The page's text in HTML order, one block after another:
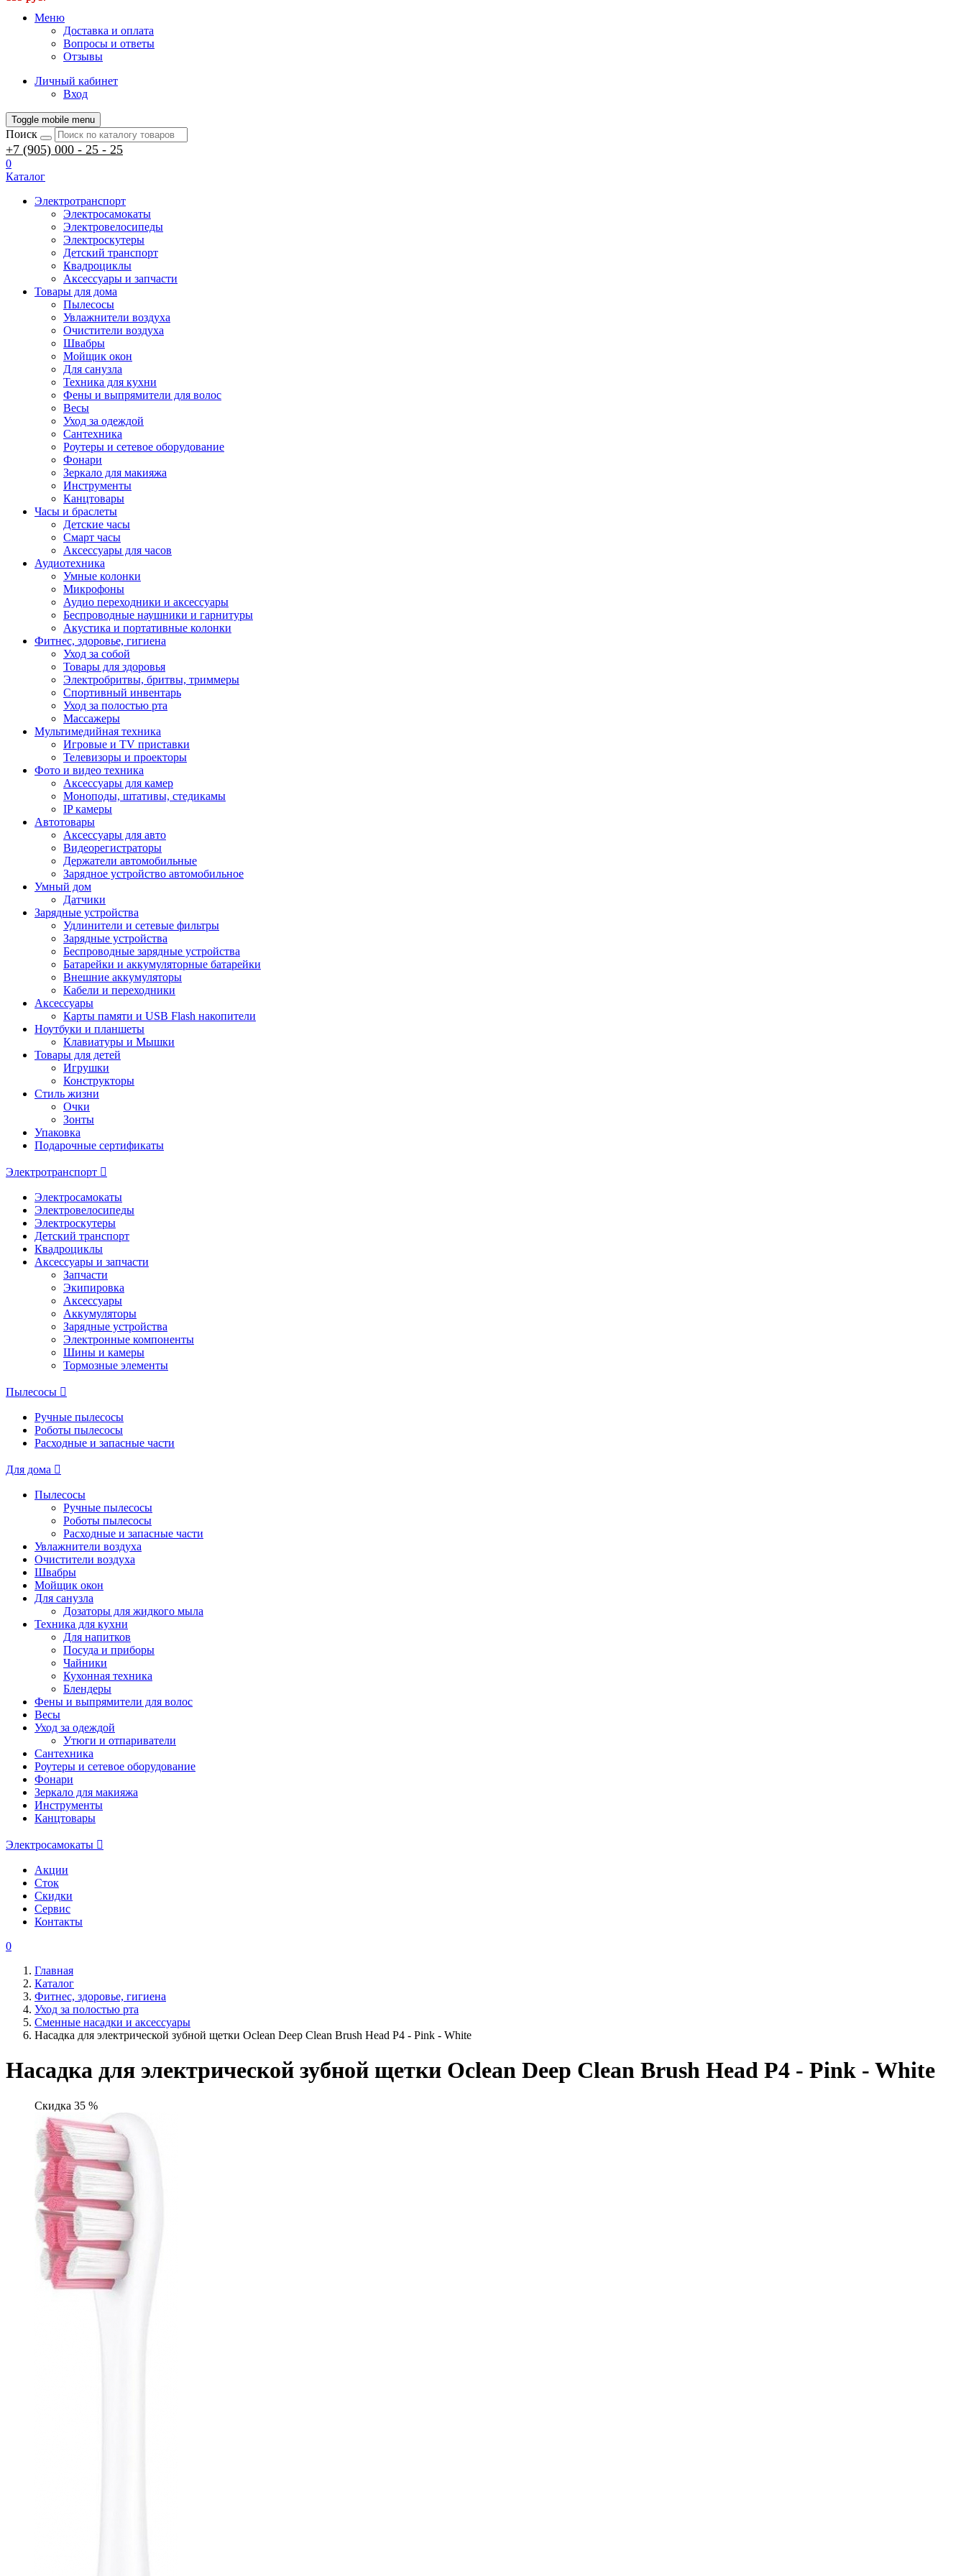
Меню
Доставка и оплата
Вопросы и ответы
Отзывы
Личный кабинет
Вход
Toggle mobile menu
Поиск
+7 (905) 000 - 25 - 25
0
Каталог
Электротранспорт
Электросамокаты
Электровелосипеды
Электроскутеры
Детский транспорт
Квадроциклы
Аксессуары и запчасти
Товары для дома
Пылесосы
Увлажнители воздуха
Очистители воздуха
Швабры
Мойщик окон
Для санузла
Техника для кухни
Фены и выпрямители для волос
Весы
Уход за одеждой
Сантехника
Роутеры и сетевое оборудование
Фонари
Зеркало для макияжа
Инструменты
Канцтовары
Часы и браслеты
Детские часы
Смарт часы
Аксессуары для часов
Аудиотехника
Умные колонки
Микрофоны
Аудио переходники и аксессуары
Беспроводные наушники и гарнитуры
Акустика и портативные колонки
Фитнес, здоровье, гигиена
Уход за собой
Товары для здоровья
Электробритвы, бритвы, триммеры
Спортивный инвентарь
Уход за полостью рта
Массажеры
Мультимедийная техника
Игровые и TV приставки
Телевизоры и проекторы
Фото и видео техника
Аксессуары для камер
Моноподы, штативы, стедикамы
IP камеры
Автотовары
Аксессуары для авто
Видеорегистраторы
Держатели автомобильные
Зарядное устройство автомобильное
Умный дом
Датчики
Зарядные устройства
Удлинители и сетевые фильтры
Зарядные устройства
Беспроводные зарядные устройства
Батарейки и аккумуляторные батарейки
Внешние аккумуляторы
Кабели и переходники
Аксессуары
Карты памяти и USB Flash накопители
Ноутбуки и планшеты
Клавиатуры и Мышки
Товары для детей
Игрушки
Конструкторы
Стиль жизни
Очки
Зонты
Упаковка
Подарочные сертификаты
Электротранспорт
Электросамокаты
Электровелосипеды
Электроскутеры
Детский транспорт
Квадроциклы
Аксессуары и запчасти
Запчасти
Экипировка
Аксессуары
Аккумуляторы
Зарядные устройства
Электронные компоненты
Шины и камеры
Тормозные элементы
Пылесосы
Ручные пылесосы
Роботы пылесосы
Расходные и запасные части
Для дома
Пылесосы
Ручные пылесосы
Роботы пылесосы
Расходные и запасные части
Увлажнители воздуха
Очистители воздуха
Швабры
Мойщик окон
Для санузла
Дозаторы для жидкого мыла
Техника для кухни
Для напитков
Посуда и приборы
Чайники
Кухонная техника
Блендеры
Фены и выпрямители для волос
Весы
Уход за одеждой
Утюги и отпариватели
Сантехника
Роутеры и сетевое оборудование
Фонари
Зеркало для макияжа
Инструменты
Канцтовары
Электросамокаты
Акции
Сток
Скидки
Сервис
Контакты
0
Главная
Каталог
Фитнес, здоровье, гигиена
Уход за полостью рта
Сменные насадки и аксессуары
Насадка для электрической зубной щетки Oclean Deep Clean Brush Head P4 - Pink - White
Насадка для электрической зубной щетки Oclean Deep Clean Brush Head P4 - Pink - White
Скидка 35 %